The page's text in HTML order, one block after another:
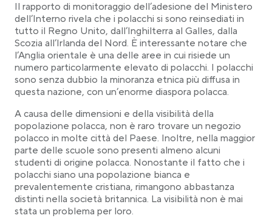
Il rapporto di monitoraggio dell’adesione del Ministero
dell’Interno rivela che i polacchi si sono reinsediati in
tutto il Regno Unito, dall’Inghilterra al Galles, dalla
Scozia all’Irlanda del Nord. È interessante notare che
l’Anglia orientale è una delle aree in cui risiede un
numero particolarmente elevato di polacchi. I polacchi
sono senza dubbio la minoranza etnica più diffusa in
questa nazione, con un’enorme diaspora polacca.
A causa delle dimensioni e della visibilità della
popolazione polacca, non è raro trovare un negozio
polacco in molte città del Paese. Inoltre, nella maggior
parte delle scuole sono presenti almeno alcuni
studenti di origine polacca. Nonostante il fatto che i
polacchi siano una popolazione bianca e
prevalentemente cristiana, rimangono abbastanza
distinti nella società britannica. La visibilità non è mai
stata un problema per loro.